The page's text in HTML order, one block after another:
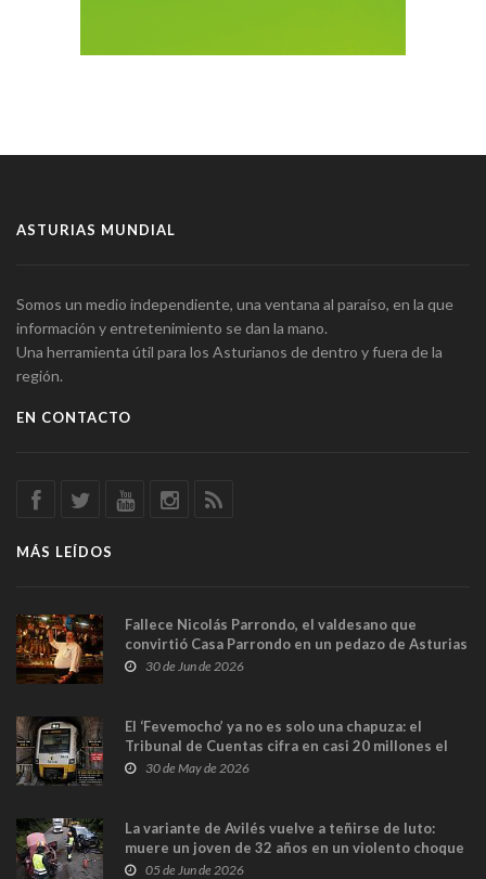
ASTURIAS MUNDIAL
Somos un medio independiente, una ventana al paraíso, en la que
información y entretenimiento se dan la mano.
Una herramienta útil para los Asturianos de dentro y fuera de la
región.
EN CONTACTO
MÁS LEÍDOS
Fallece Nicolás Parrondo, el valdesano que
convirtió Casa Parrondo en un pedazo de Asturias
en Madrid
30 de Jun de 2026
El ‘Fevemocho’ ya no es solo una chapuza: el
Tribunal de Cuentas cifra en casi 20 millones el
sobrecoste de los trenes que no cabían por los
30 de May de 2026
La variante de Avilés vuelve a teñirse de luto:
muere un joven de 32 años en un violento choque
frontal
05 de Jun de 2026